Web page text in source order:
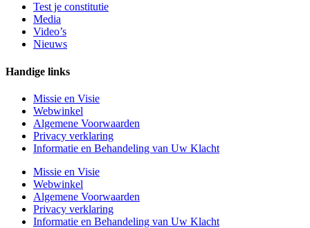
Test je constitutie
Media
Video’s
Nieuws
Handige links
Missie en Visie
Webwinkel
Algemene Voorwaarden
Privacy verklaring
Informatie en Behandeling van Uw Klacht
Missie en Visie
Webwinkel
Algemene Voorwaarden
Privacy verklaring
Informatie en Behandeling van Uw Klacht